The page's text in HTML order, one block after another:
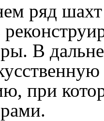
ряд шахт
В
при